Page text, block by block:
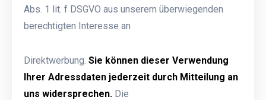
Abs. 1 lit. f DSGVO aus unserem überwiegenden
berechtigten Interesse an
Direktwerbung. Sie können dieser Verwendung
Ihrer Adressdaten jederzeit durch Mitteilung an
uns widersprechen. Die